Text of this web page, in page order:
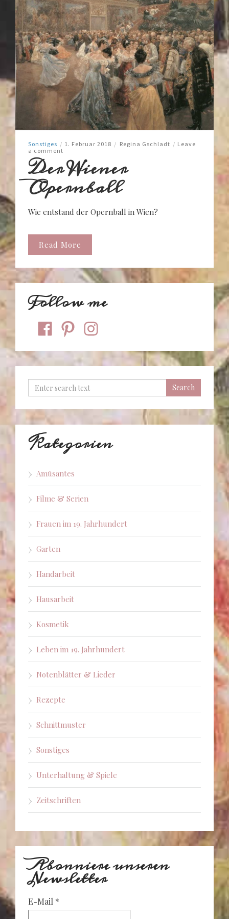
Sonstiges / 1. Februar 2018 / Regina Gschladt / Leave
a comment
Der Wiener
Opernball
Wie entstand der Opernball in Wien?
Read More
Follow me
facebookpinterestinstagram
Kategorien
Amüsantes
Filme & Serien
Frauen im 19. Jahrhundert
Garten
Handarbeit
Hausarbeit
Kosmetik
Leben im 19. Jahrhundert
Notenblätter & Lieder
Rezepte
Schnittmuster
Sonstiges
Unterhaltung & Spiele
Zeitschriften
Abonniere unseren
Newsletter
E-Mail *